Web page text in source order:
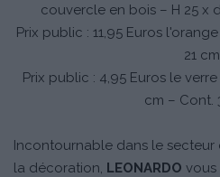
couvercle en bois – H 25 x
Prix public : 11,95 Euros
21 cm
Prix public : 4,95 Euros le
cm – Cont.
Incontournable dans le
la décoration, LEONARDO vous